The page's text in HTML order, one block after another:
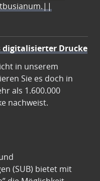
digitalisierter Drucke
in unserem
Sie es doch in
als 1.600.000
nachweist.
(SUB) bietet mit